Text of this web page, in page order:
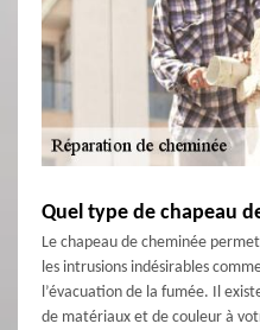
Quel type de chapeau
Le chapeau de cheminée
les intrusions indésirables
l’évacuation de la fumée. Il
de matériaux et de couleur à